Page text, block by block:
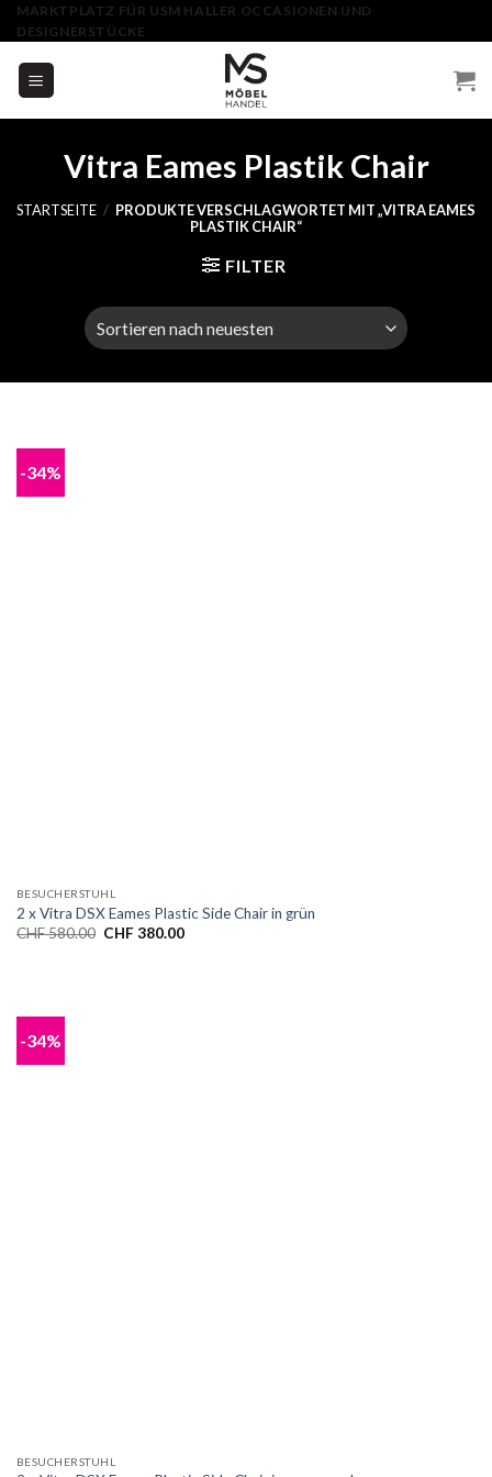
Skip
to
content
MARKTPLATZ FÜR USM HALLER OCCASIONEN UND
DESIGNERSTÜCKE
Vitra Eames Plastik Chair
STARTSEITE / PRODUKTE VERSCHLAGWORTET MIT „VITRA EAMES
PLASTIK CHAIR“
FILTER
-34%
BESUCHERSTUHL
2 x Vitra DSX Eames Plastic Side Chair in grün
CHF580.00 CHF 380.00
-34%
BESUCHERSTUHL